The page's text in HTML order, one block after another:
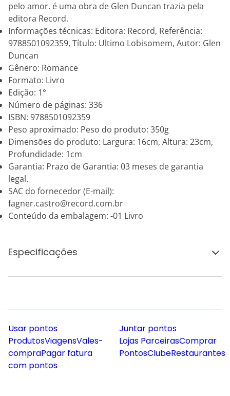
pelo amor. é uma obra de Glen Duncan trazia pela
editora Record.
Informações técnicas: Editora: Record, Referência:
9788501092359, Título: Ultimo Lobisomem, Autor: Glen
Duncan
Gênero: Romance
Formato: Livro
Edição: 1°
Número de páginas: 336
ISBN: 9788501092359
Peso aproximado: Peso do produto: 350g
Dimensões do produto: Largura: 16cm, Altura: 23cm,
Profundidade: 1cm
Garantia: Prazo de Garantia: 03 meses de garantia
legal.
SAC do fornecedor (E-mail):
fagner.castro@record.com.br
Conteúdo da embalagem: -01 Livro
Especificações
Usar pontos
ProdutosViagensVales-
compraPagar fatura
com pontos
Juntar pontos
Lojas ParceirasComprar
PontosClubeRestaurantes